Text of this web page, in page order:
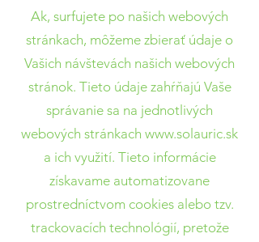
Ak, surfujete po našich webových
stránkach, môžeme zbierať údaje o
Vašich návštevách našich webových
stránok. Tieto údaje zahŕňajú Vaše
správanie sa na jednotlivých
webových stránkach www.solauric.sk
a ich využití. Tieto informácie
získavame automatizovane
prostredníctvom cookies alebo tzv.
trackovacích technológií, pretože